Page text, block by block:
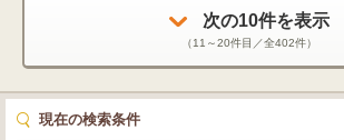
次の10件を表示
（11～20件目／全402件）
現在の検索条件